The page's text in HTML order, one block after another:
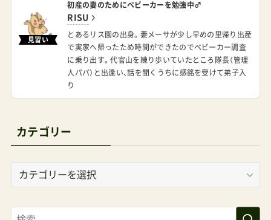
見習い
初産の妻のためにベビーカーを勉強中♂
RISU
とあるリス園の出身。妻メーサが少し早めの里帰り出産
で実家へ帰ったため時間ができたのでベビーカー調査
に乗り出す。代官山を練り歩いていたところ隊長（管理
人パパ）と出逢い、話を聞くうちに感銘を受けて弟子入
り
カテゴリー
リ